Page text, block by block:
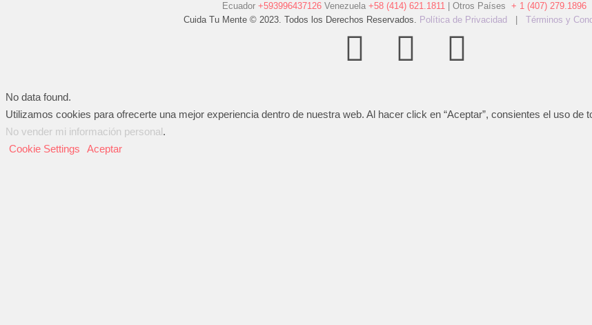
Ecuador +593996437126 Venezuela +58 (414) 621.1811 | Otros Países + 1 (407) 279.1896
Cuida Tu Mente © 2023. Todos los Derechos Reservados. Política de Privacidad Términos y
No data found.
Utilizamos cookies para ofrecerte una mejor experiencia dentro de nuestra web. Al hacer click en “Aceptar”, consientes el uso de
No vender mi información personal.
Cookie Settings
Aceptar